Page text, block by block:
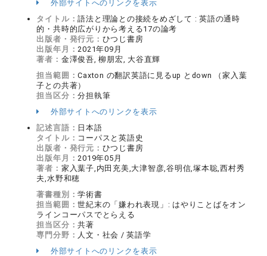
外部サイトへのリンクを表示
タイトル：語法と理論との接続をめざして : 英語の通時
的・共時的広がりから考える17の論考
出版者・発行元： ひつじ書房
出版年月：2021年09月
著者： 金澤俊吾, 柳朋宏, 大谷直輝
担当範囲：Caxton の翻訳英語に見るup とdown （家入葉
子との共著）
担当区分：分担執筆
外部サイトへのリンクを表示
記述言語： 日本語
タイトル： コーパスと英語史
出版者・発行元： ひつじ書房
出版年月：2019年05月
著者： 家入葉子,内田充美,大津智彦,谷明信,塚本聡,西村秀
夫,水野和穂
著書種別：学術書
担当範囲：世紀末の「嫌われ表現」: はやりことばをオン
ラインコーパスでとらえる
担当区分：共著
専門分野： 人文・社会 / 英語学
外部サイトへのリンクを表示